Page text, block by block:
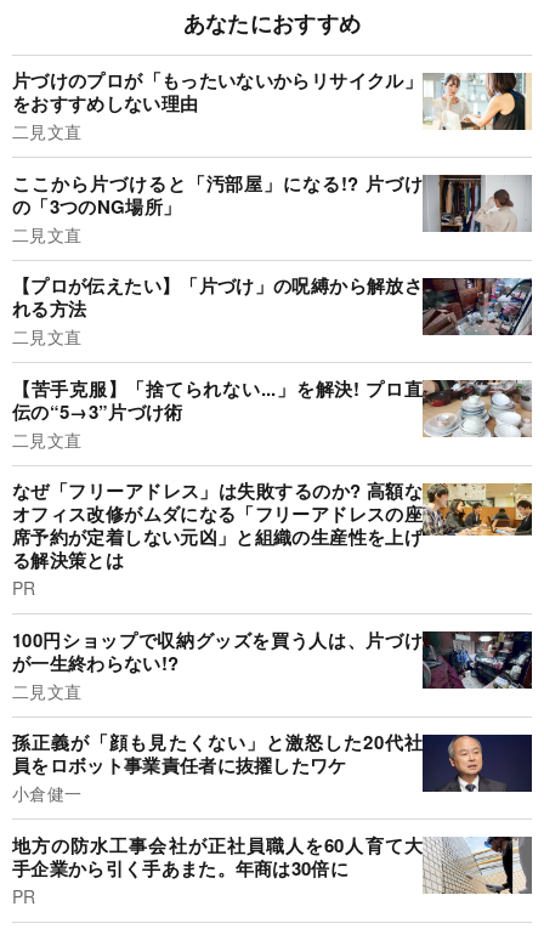
あなたにおすすめ
片づけのプロが「もったいないからリサイクル」
をおすすめしない理由
二見文直
ここから片づけると「汚部屋」になる!? 片づけ
の「3つのNG場所」
二見文直
【プロが伝えたい】「片づけ」の呪縛から解放さ
れる方法
二見文直
【苦手克服】「捨てられない...」を解決! プロ直
伝の“5→3”片づけ術
二見文直
なぜ「フリーアドレス」は失敗するのか? 高額な
オフィス改修がムダになる「フリーアドレスの座
席予約が定着しない元凶」と組織の生産性を上げ
る解決策とは
PR
100円ショップで収納グッズを買う人は、片づけ
が一生終わらない!?
二見文直
孫正義が「顔も見たくない」と激怒した20代社
員をロボット事業責任者に抜擢したワケ
小倉健一
地方の防水工事会社が正社員職人を60人育て大
手企業から引く手あまた。年商は30倍に
PR